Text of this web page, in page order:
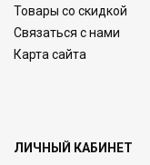
Товары со скидкой
Связаться с нами
Карта сайта
ЛИЧНЫЙ КАБИНЕТ